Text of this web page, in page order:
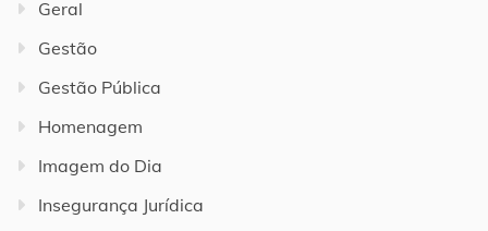
Geral
Gestão
Gestão Pública
Homenagem
Imagem do Dia
Insegurança Jurídica